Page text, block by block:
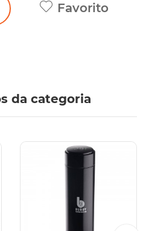
Favorito
da categoria